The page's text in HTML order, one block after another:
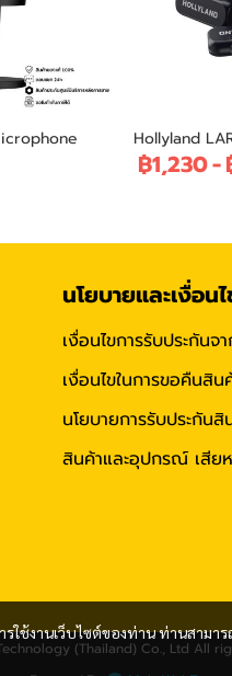
Hollyland
฿1,230-
ช้งานเว็บไซต์ของท่าน ท่านสามาร
นโยบายและเงื่อน
เงื่อนไขการรับประกันจ
เงื่อนไขในการขอคืนสิน
นโยบายการรับประกันสิ
สินค้าและอุปกรณ์ เสีย
(Thailand) Co., Ltd All